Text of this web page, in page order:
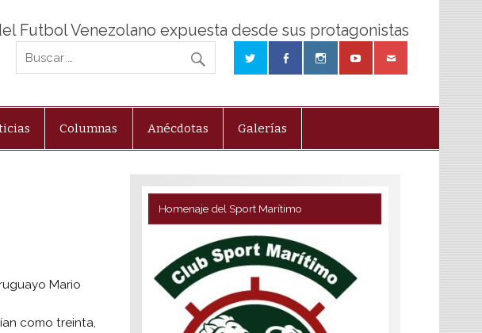
Futbol Venezolano expuesta desde sus protagonistas
Columnas Anécdotas Galerías
Mario
como treinta,
Homenaje del Sport Marítimo